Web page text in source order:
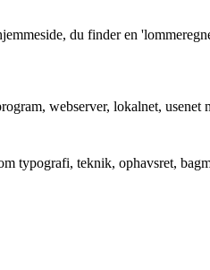
du finder en
webserver, lokalnet, usenet
typografi, teknik, ophavsret,